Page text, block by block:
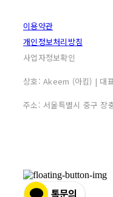
이용약관
개인정보처리방침
사업자정보확인
상호: Akeem (아킴) | 대
주소: 서울특별시 중구 장